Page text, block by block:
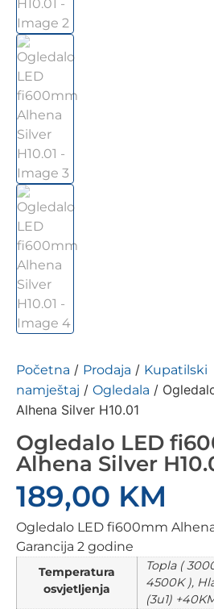
Početna / Prodaja / Kupatilski
namještaj / Ogledala /
Alhena Silver H10.01
Ogledalo LED
Alhena Silver
189,00 KM
Ogledalo LED fi600mm Alhena
Garancija 2 godine
Temperatura
osvjetljenja
Topla (
4500K ),
(3u1)